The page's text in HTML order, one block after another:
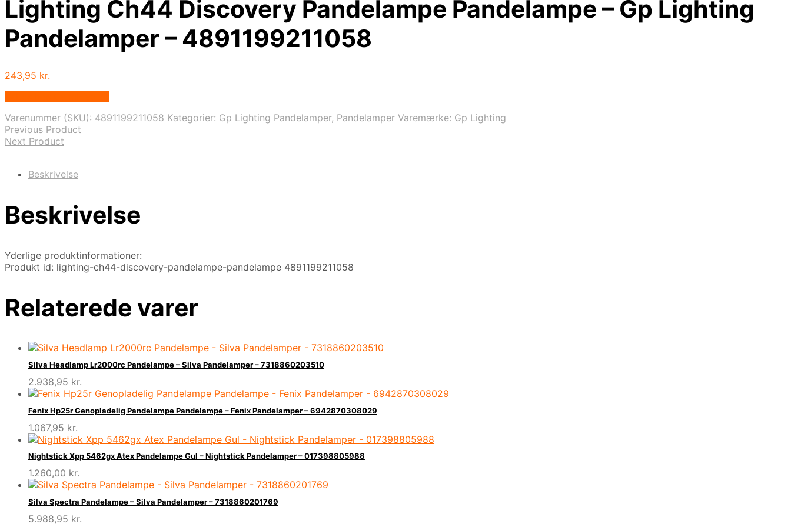
Lighting Ch44 Discovery Pandelampe Pandelampe – Gp Lighting
Pandelamper – 4891199211058
243,95 kr.
Varenummer (SKU): 4891199211058 Kategorier: Gp Lighting Pandelamper, Pandelamper Varemærke: Gp Lighting
Previous Product
Next Product
Beskrivelse
Beskrivelse
Yderlige produktinformationer:
Produkt id: lighting-ch44-discovery-pandelampe-pandelampe 4891199211058
Relaterede varer
Silva Headlamp Lr2000rc Pandelampe – Silva Pandelamper – 7318860203510
2.938,95 kr.
Fenix Hp25r Genopladelig Pandelampe Pandelampe – Fenix Pandelamper – 6942870308029
1.067,95 kr.
Nightstick Xpp 5462gx Atex Pandelampe Gul – Nightstick Pandelamper – 017398805988
1.260,00 kr.
Silva Spectra Pandelampe – Silva Pandelamper – 7318860201769
5.988,95 kr.